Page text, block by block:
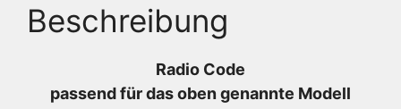
316
-
1560919100
Beschreibung
Radio Code
passend für das oben genannte Modell